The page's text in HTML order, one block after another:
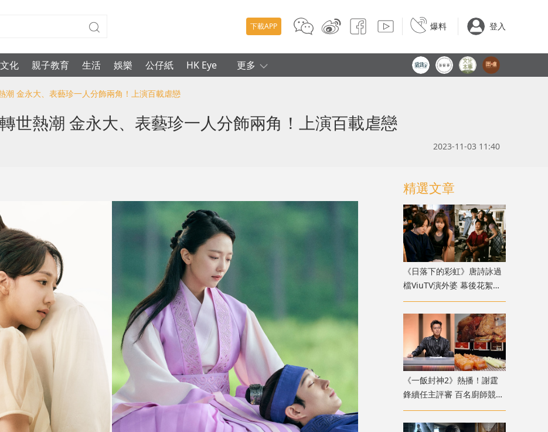
下載APP 爆料 登入
文化 親子教育 生活 娛樂 公仔紙 HK Eye 更多
潮 金永大、表藝珍一人分飾兩角！上演百載虐戀
世熱潮 金永大、表藝珍一人分飾兩角！上演百載虐戀
2023-11-03 11:40
精選文章
《日落下的彩虹》唐詩詠過
檔ViuTV演外婆 幕後花絮曝
光狂食道具麵
《一飯封神2》熱播！謝霆
鋒續任主評審 百名廚師競技
展現中餐多元魅力